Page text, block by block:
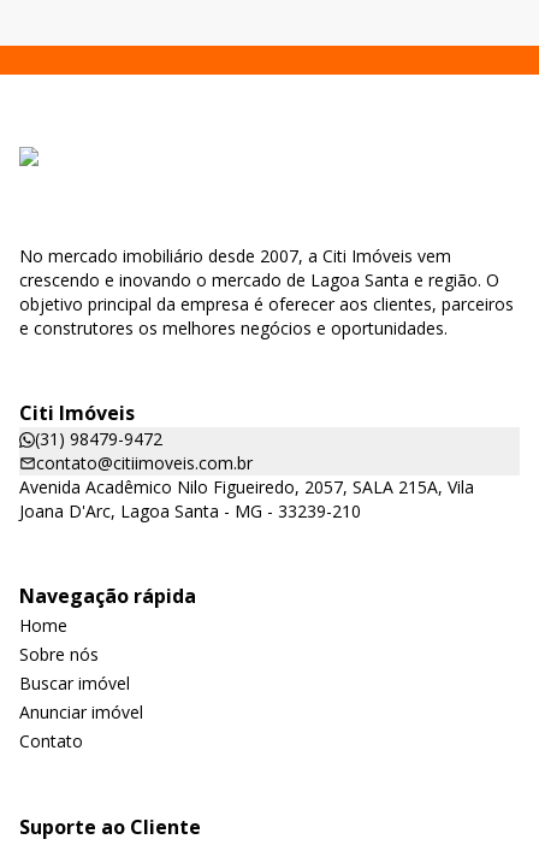
No mercado imobiliário desde 2007, a Citi Imóveis vem
crescendo e inovando o mercado de Lagoa Santa e região. O
objetivo principal da empresa é oferecer aos clientes, parceiros
e construtores os melhores negócios e oportunidades.
Citi Imóveis
(31) 98479-9472
contato@citiimoveis.com.br
Avenida Acadêmico Nilo Figueiredo, 2057, SALA 215A, Vila
Joana D'Arc, Lagoa Santa - MG - 33239-210
Navegação rápida
Home
Sobre nós
Buscar imóvel
Anunciar imóvel
Contato
Suporte ao Cliente